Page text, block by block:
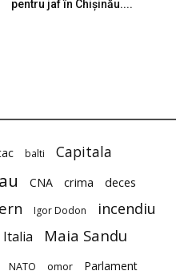
pentru jaf în Chișinău....
balti Capitala
CNA crima deces
Igor Dodon incendiu
Italia Maia Sandu
NATO omor Parlament